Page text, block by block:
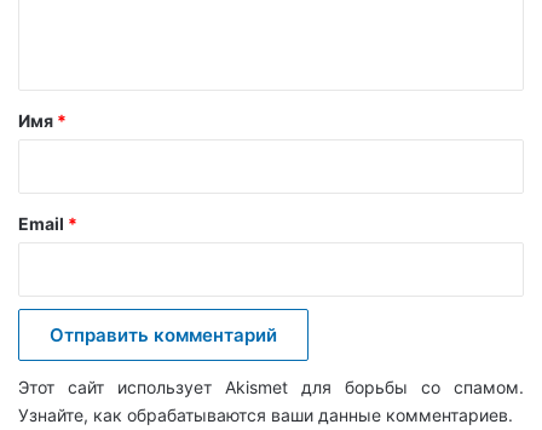
а
й
Имя *
Email *
Этот сайт использует Akismet для борьбы со спамом.
Узнайте, как обрабатываются ваши данные комментариев.